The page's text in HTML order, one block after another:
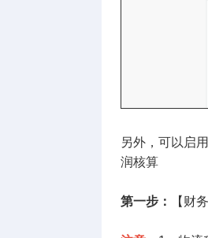
另外，可以启
润核算
第一步： 【财